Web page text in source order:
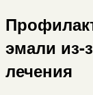
эмали из-
лечения